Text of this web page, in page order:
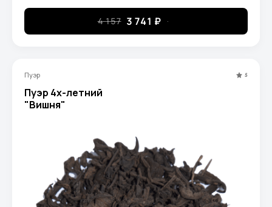
4 157 3 741 ₽
Пуэр 5
Пуэр 4х-летний
"Вишня"